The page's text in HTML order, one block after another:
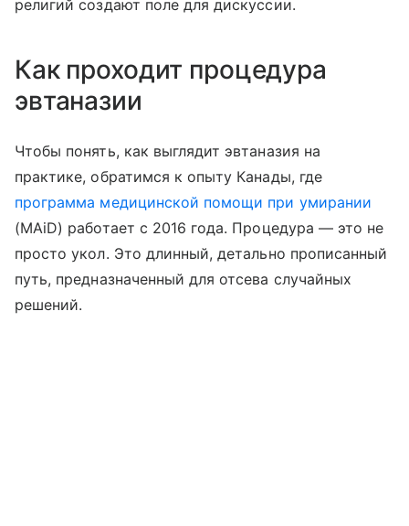
религий создают поле для дискуссии.
Как проходит процедура
эвтаназии
Чтобы понять, как выглядит эвтаназия на
практике, обратимся к опыту Канады, где
программа медицинской помощи при умирании
(MAiD) работает с 2016 года. Процедура — это не
просто укол. Это длинный, детально прописанный
путь, предназначенный для отсева случайных
решений.